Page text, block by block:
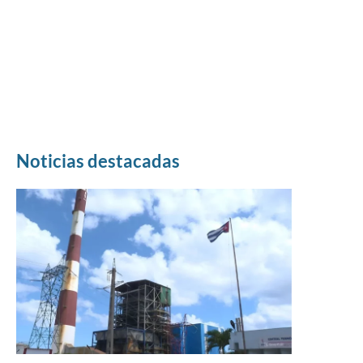
Noticias destacadas